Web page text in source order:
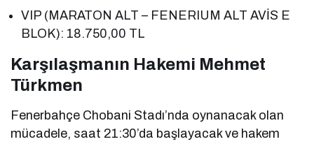
VIP (MARATON ALT – FENERIUM ALT AVİS E
BLOK): 18.750,00 TL
Karşılaşmanın Hakemi Mehmet
Türkmen
Fenerbahçe Chobani Stadı’nda oynanacak olan
mücadele, saat 21:30’da başlayacak ve hakem